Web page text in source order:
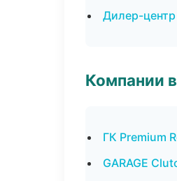
Дилер-
Компании
ГК Premium
GARAGE